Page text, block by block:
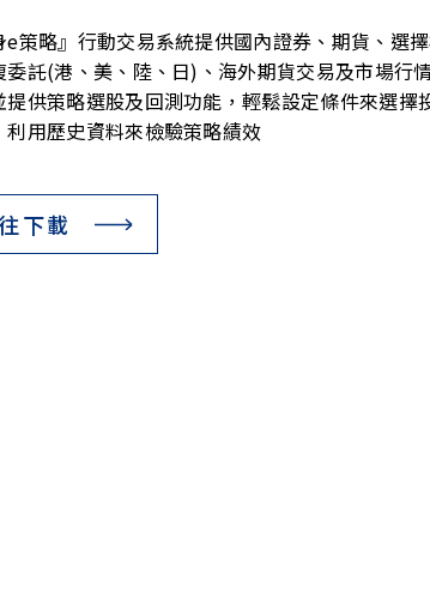
e策略』行動交易系統提供國內證券、期貨、選
委託(港、美、陸、日)、海外期貨交易及市場行
提供策略選股及回測功能，輕鬆設定條件來選擇
利用歷史資料來檢驗策略績效
下載